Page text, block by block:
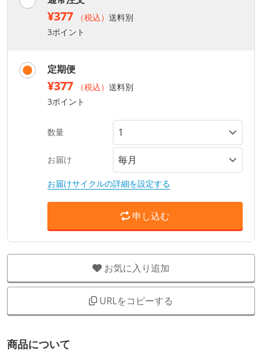
¥377 （税込） 送料別
3ポイント
定期便
¥377 （税込） 送料別
3ポイント
数量
お届け
お届けサイクルの詳細を設定する
申し込む
お気に入り追加
URLをコピーする
商品について